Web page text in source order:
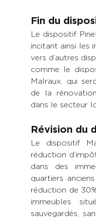
Fin du
Le dispositif
incitant ainsi les
vers d’autres
comme le
Malraux, qui
de la
dans le secteur
Révision du
Le dispositif
réduction
dans des
quartiers
réduction de
immeubles
sauvegardés,